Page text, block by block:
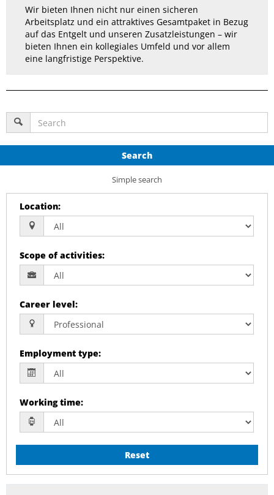
Wir bieten Ihnen nicht nur einen sicheren
Arbeitsplatz und ein attraktives Gesamtpaket in Bezug
auf das Entgelt und unseren Zusatzleistungen – wir
bieten Ihnen ein kollegiales Umfeld und vor allem
eine langfristige Perspektive.
Search
Simple search
Location:
Scope of activities:
Career level:
Employment type:
Working time:
Reset